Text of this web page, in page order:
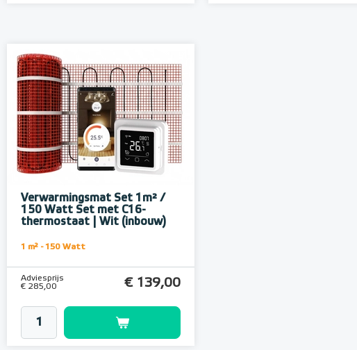
Verwarmingsmat Set 1m² /
150 Watt Set met C16-
thermostaat | Wit (inbouw)
1 m² - 150 Watt
Adviesprijs
€ 285,00
€ 139,00